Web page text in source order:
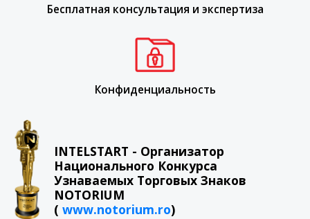
Бесплатная консультация и экспертиза
Конфиденциальность
INTELSTART - Организатор
Национального Конкурса
Узнаваемых Торговых Знаков
NOTORIUM
(www.notorium.ro)